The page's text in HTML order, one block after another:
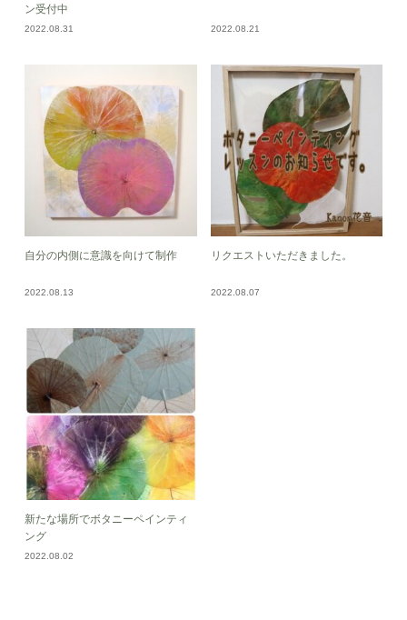
ン受付中
2022.08.31 2022.08.21
自分の内側に意識を向けて制作
2022.08.13
リクエストいただきました。
2022.08.07
新たな場所でボタニーペインティ
ング
2022.08.02